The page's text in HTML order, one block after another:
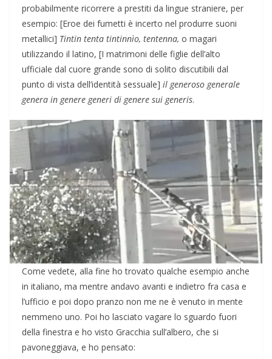
probabilmente ricorrere a prestiti da lingue straniere, per
esempio: [Eroe dei fumetti è incerto nel produrre suoni
metallici] Tintin tenta tintinnìo, tentenna, o magari
utilizzando il latino, [I matrimoni delle figlie dell’alto
ufficiale dal cuore grande sono di solito discutibili dal
punto di vista dell’identità sessuale] il generoso generale
genera in genere generi di genere sui generis.
Come vedete, alla fine ho trovato qualche esempio anche
in italiano, ma mentre andavo avanti e indietro fra casa e
l’ufficio e poi dopo pranzo non me ne è venuto in mente
nemmeno uno. Poi ho lasciato vagare lo sguardo fuori
della finestra e ho visto Gracchia sull’albero, che si
pavoneggiava, e ho pensato: